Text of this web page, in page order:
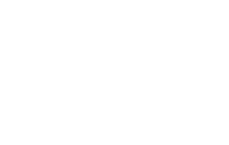
Introduction à ComponentStore et autres